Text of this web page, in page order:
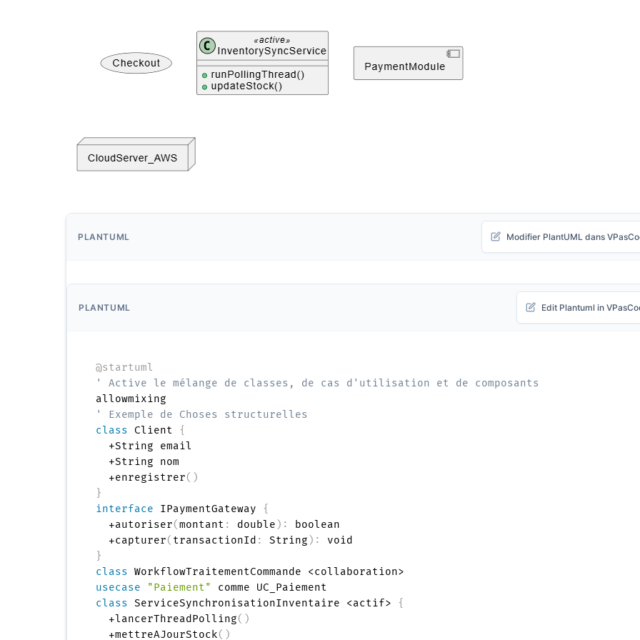
PLANTUML Modifier PlantUML dans
PLANTUML Edit Plantuml in
@startuml
' Active le mélange de classes, de cas d'utilisation et de composants
' Exemple de Choses structurelles
class Client {
  +String email
  +String nom
  +enregistrer
( )
}
interface IPaymentGateway {
  +autoriser
(montant : double ) :
boolean
  +capturer
( transactionId : String ) :
}
class
usecase
"Paiement"
class ServiceSynchronisationInventaire <actif> {
  +lancerThreadPolling
( )
  +mettreAJourStock
( )